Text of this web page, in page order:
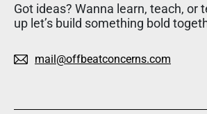
Got ideas? Wanna learn, teach, or
up let’s build something bold
mail@offbeatconcerns.com